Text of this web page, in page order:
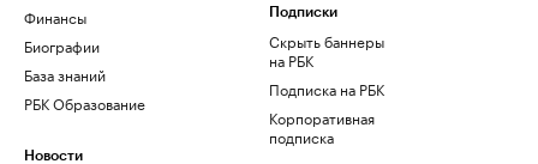
Финансы
Биографии
База знаний
РБК Образование
Новости
Подписки
Скрыть баннеры
на РБК
Подписка на РБК
Корпоративная
подписка